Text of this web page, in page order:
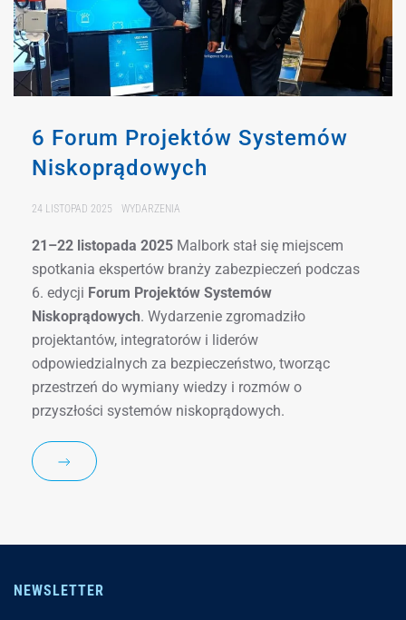
6 Forum Projektów Systemów
Niskoprądowych
24 LISTOPAD 2025 WYDARZENIA
21–22 listopada 2025 Malbork stał się miejscem
spotkania ekspertów branży zabezpieczeń podczas
6. edycji Forum Projektów Systemów
Niskoprądowych. Wydarzenie zgromadziło
projektantów, integratorów i liderów
odpowiedzialnych za bezpieczeństwo, tworząc
przestrzeń do wymiany wiedzy i rozmów o
przyszłości systemów niskoprądowych.
NEWSLETTER